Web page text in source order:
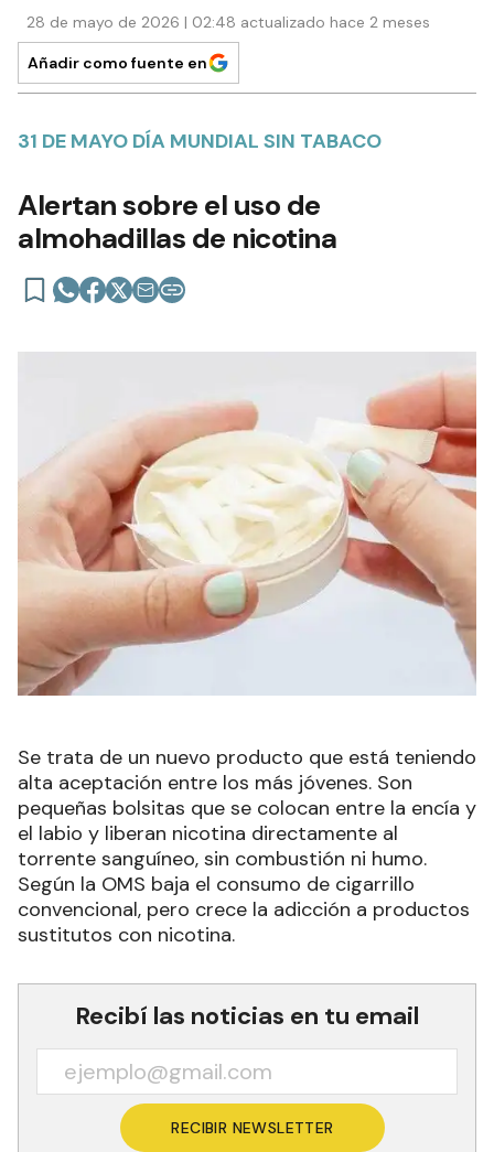
28 de mayo de 2026 | 02:48 actualizado hace 2 meses
Añadir como fuente en
31 DE MAYO DÍA MUNDIAL SIN TABACO
Alertan sobre el uso de
almohadillas de nicotina
Se trata de un nuevo producto que está teniendo
alta aceptación entre los más jóvenes. Son
pequeñas bolsitas que se colocan entre la encía y
el labio y liberan nicotina directamente al
torrente sanguíneo, sin combustión ni humo.
Según la OMS baja el consumo de cigarrillo
convencional, pero crece la adicción a productos
sustitutos con nicotina.
Recibí las noticias en tu email
RECIBIR NEWSLETTER